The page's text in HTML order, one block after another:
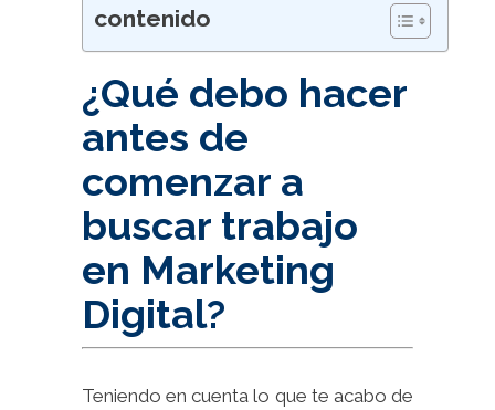
contenido
¿Qué debo hacer
antes de
comenzar a
buscar trabajo
en Marketing
Digital?
Teniendo en cuenta lo que te acabo de